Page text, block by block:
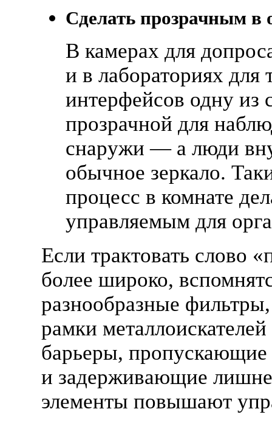
Сделать прозрачным в
В камерах для
и в лабораториях для
интерфейсов одну из
прозрачной для
снаружи — а люди
обычное зеркало.
процесс в комнате
управляемым для
Если трактовать слово
более широко,
разнообразные
рамки
барьеры,
и задерживающие
элементы повышают